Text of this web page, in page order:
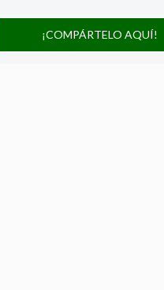
¡COMPÁRTELO AQUÍ!